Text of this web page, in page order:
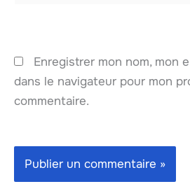
Enregistrer mon nom, mon
dans le navigateur pour mon
commentaire.